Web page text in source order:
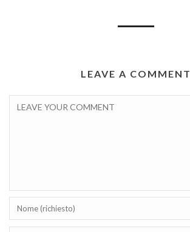
LEAVE A COMMENT